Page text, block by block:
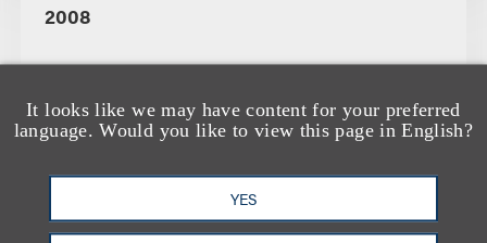
It looks like we may have content for your preferred
language. Would you like to view this page in English?
YES
2008